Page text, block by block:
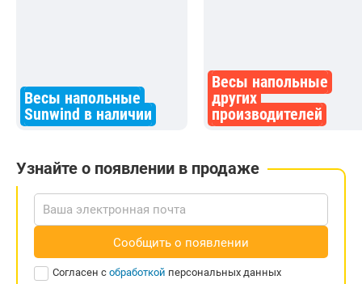
Весы напольные
Sunwind в наличии
Весы напольные
других
производителей
Узнайте о появлении в продаже
Сообщить о появлении
Согласен с обработкой персональных данных